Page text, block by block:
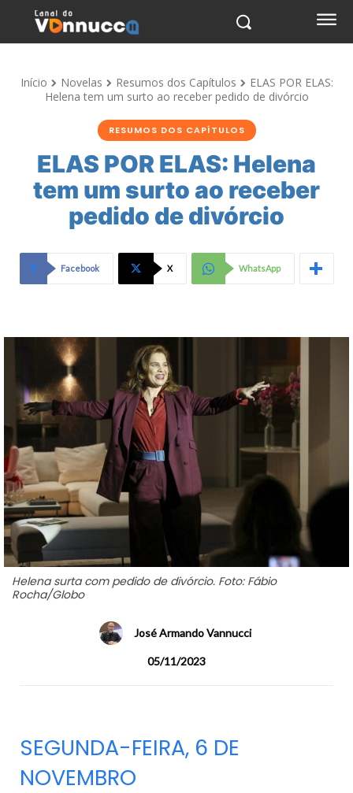
Início Novelas Resumos dos Capítulos
ELAS POR ELAS:
Helena tem um surto ao receber pedido de divórcio
RESUMOS DOS CAPÍTULOS
ELAS POR ELAS: Helena
tem um surto ao receber
pedido de divórcio
Facebook X WhatsApp
Helena surta com pedido de divórcio. Foto: Fábio
Rocha/Globo
José Armando Vannucci
05/11/2023
SEGUNDA-FEIRA, 6 DE
NOVEMBRO